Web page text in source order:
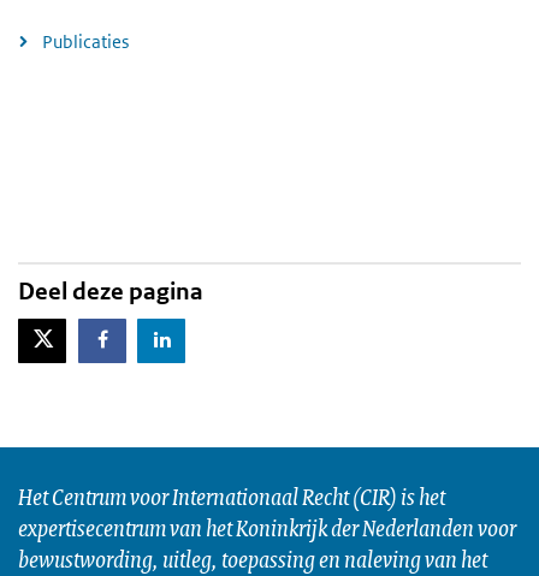
Publicaties
Deel deze pagina
X-TwitterFacebookLinkedIn
Het Centrum voor Internationaal Recht (CIR) is het
expertisecentrum van het Koninkrijk der Nederlanden voor
bewustwording, uitleg, toepassing en naleving van het